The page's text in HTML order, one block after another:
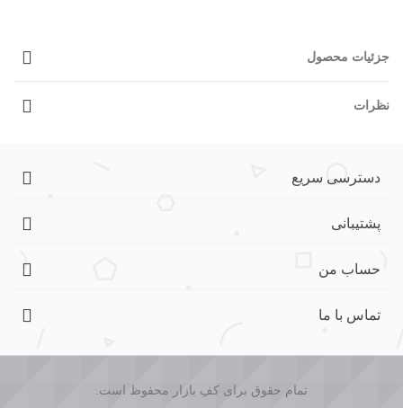
جزئیات محصول
نظرات
دسترسی سریع
پشتیبانی
حساب من
تماس با ما
تمام حقوق برای کفِ بازار محفوظ است.